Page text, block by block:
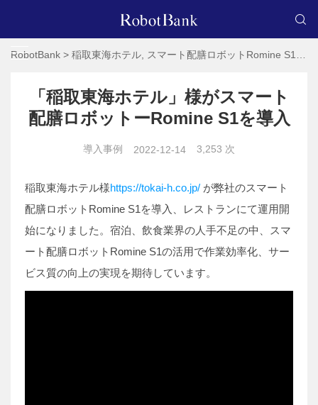
RobotBank > 稲取東海ホテル スマート配膳ロボットRomine S1
「稲取東海ホテル」様がスマート
配膳ロボットーRomine S1を導入
導入事例 2022-12-14 3,253 次
稲取東海ホテル様https://tokai-h.co.jp/ が弊社のスマート
配膳ロボットRomine S1を導入、レストランにて運用開
始になりました。宿泊、飲食業界の人手不足の中、スマ
ート配膳ロボットRomine S1の活用で作業効率化、サー
ビス質の向上の実現を期待しています。